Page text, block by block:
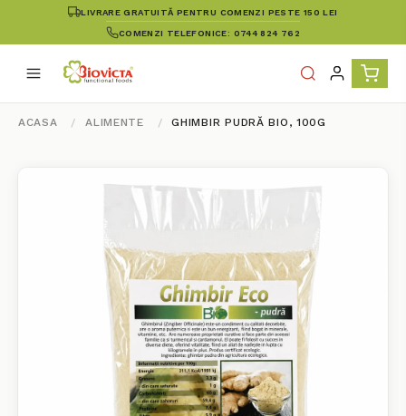
LIVRARE GRATUITĂ PENTRU COMENZI PESTE 150 LEI
COMENZI TELEFONICE: 0744 824 762
ACASA ALIMENTE GHIMBIR PUDRĂ BIO, 100G